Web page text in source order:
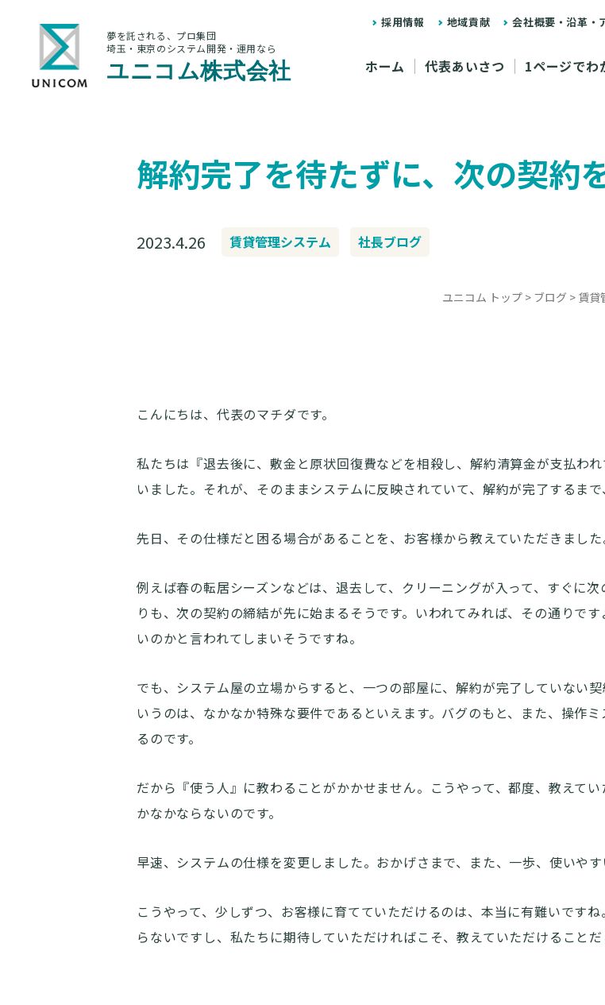
夢を託される、プロ集団
埼玉・東京のシステム開発・運用なら
ユニコム株式会社
採用情報 地域貢献 会社概要・沿革・
ホーム 代表あいさつ 1ページでわ
解約完了を待たずに、次の契約
2023.4.26 賃貸管理システム 社長ブログ
ユニコム トップ > ブログ > 賃貸
こんにちは、代表のマチダです。
私たちは『退去後に、敷金と原状回復費などを相殺し、解約清算金が支払わ
いました。それが、そのままシステムに反映されていて、解約が完了するま
先日、その仕様だと困る場合があることを、お客様から教えていただきました
例えば春の転居シーズンなどは、退去して、クリーニングが入って、すぐに
りも、次の契約の締結が先に始まるそうです。いわれてみれば、その通りで
いのかと言われてしまいそうですね。
でも、システム屋の立場からすると、一つの部屋に、解約が完了していない
いうのは、なかなか特殊な要件であるといえます。バグのもと、また、操作
るのです。
だから『使う人』に教わることがかかせません。こうやって、都度、教えて
かなかならないのです。
早速、システムの仕様を変更しました。おかげさまで、また、一歩、使いや
こうやって、少しずつ、お客様に育てていただけるのは、本当に有難いです
らないですし、私たちに期待していただければこそ、教えていただけることだ